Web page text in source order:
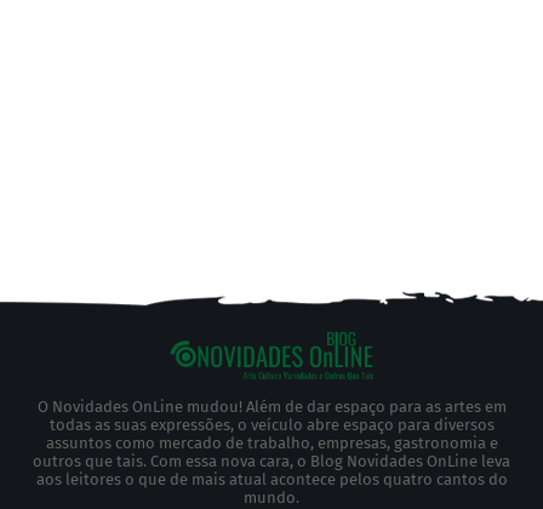
O Novidades OnLine mudou! Além de dar espaço para as artes em
todas as suas expressões, o veículo abre espaço para diversos
assuntos como mercado de trabalho, empresas, gastronomia e
outros que tais. Com essa nova cara, o Blog Novidades OnLine leva
aos leitores o que de mais atual acontece pelos quatro cantos do
mundo.